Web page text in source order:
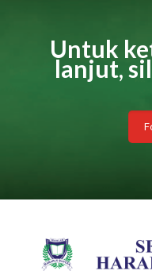
Untuk
lanjut,